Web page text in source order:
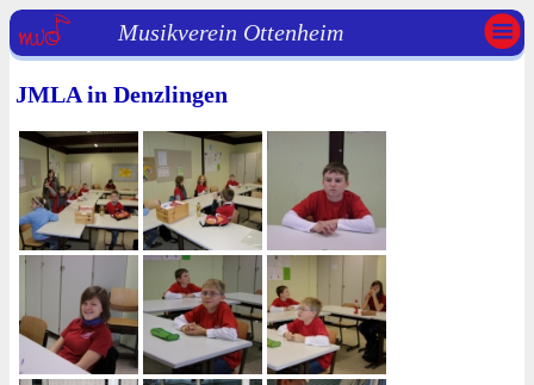
Musikverein Ottenheim
JMLA in Denzlingen